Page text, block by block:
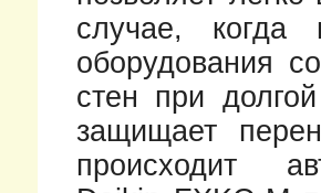
случае, когда
оборудования
стен при
защищает
происходит